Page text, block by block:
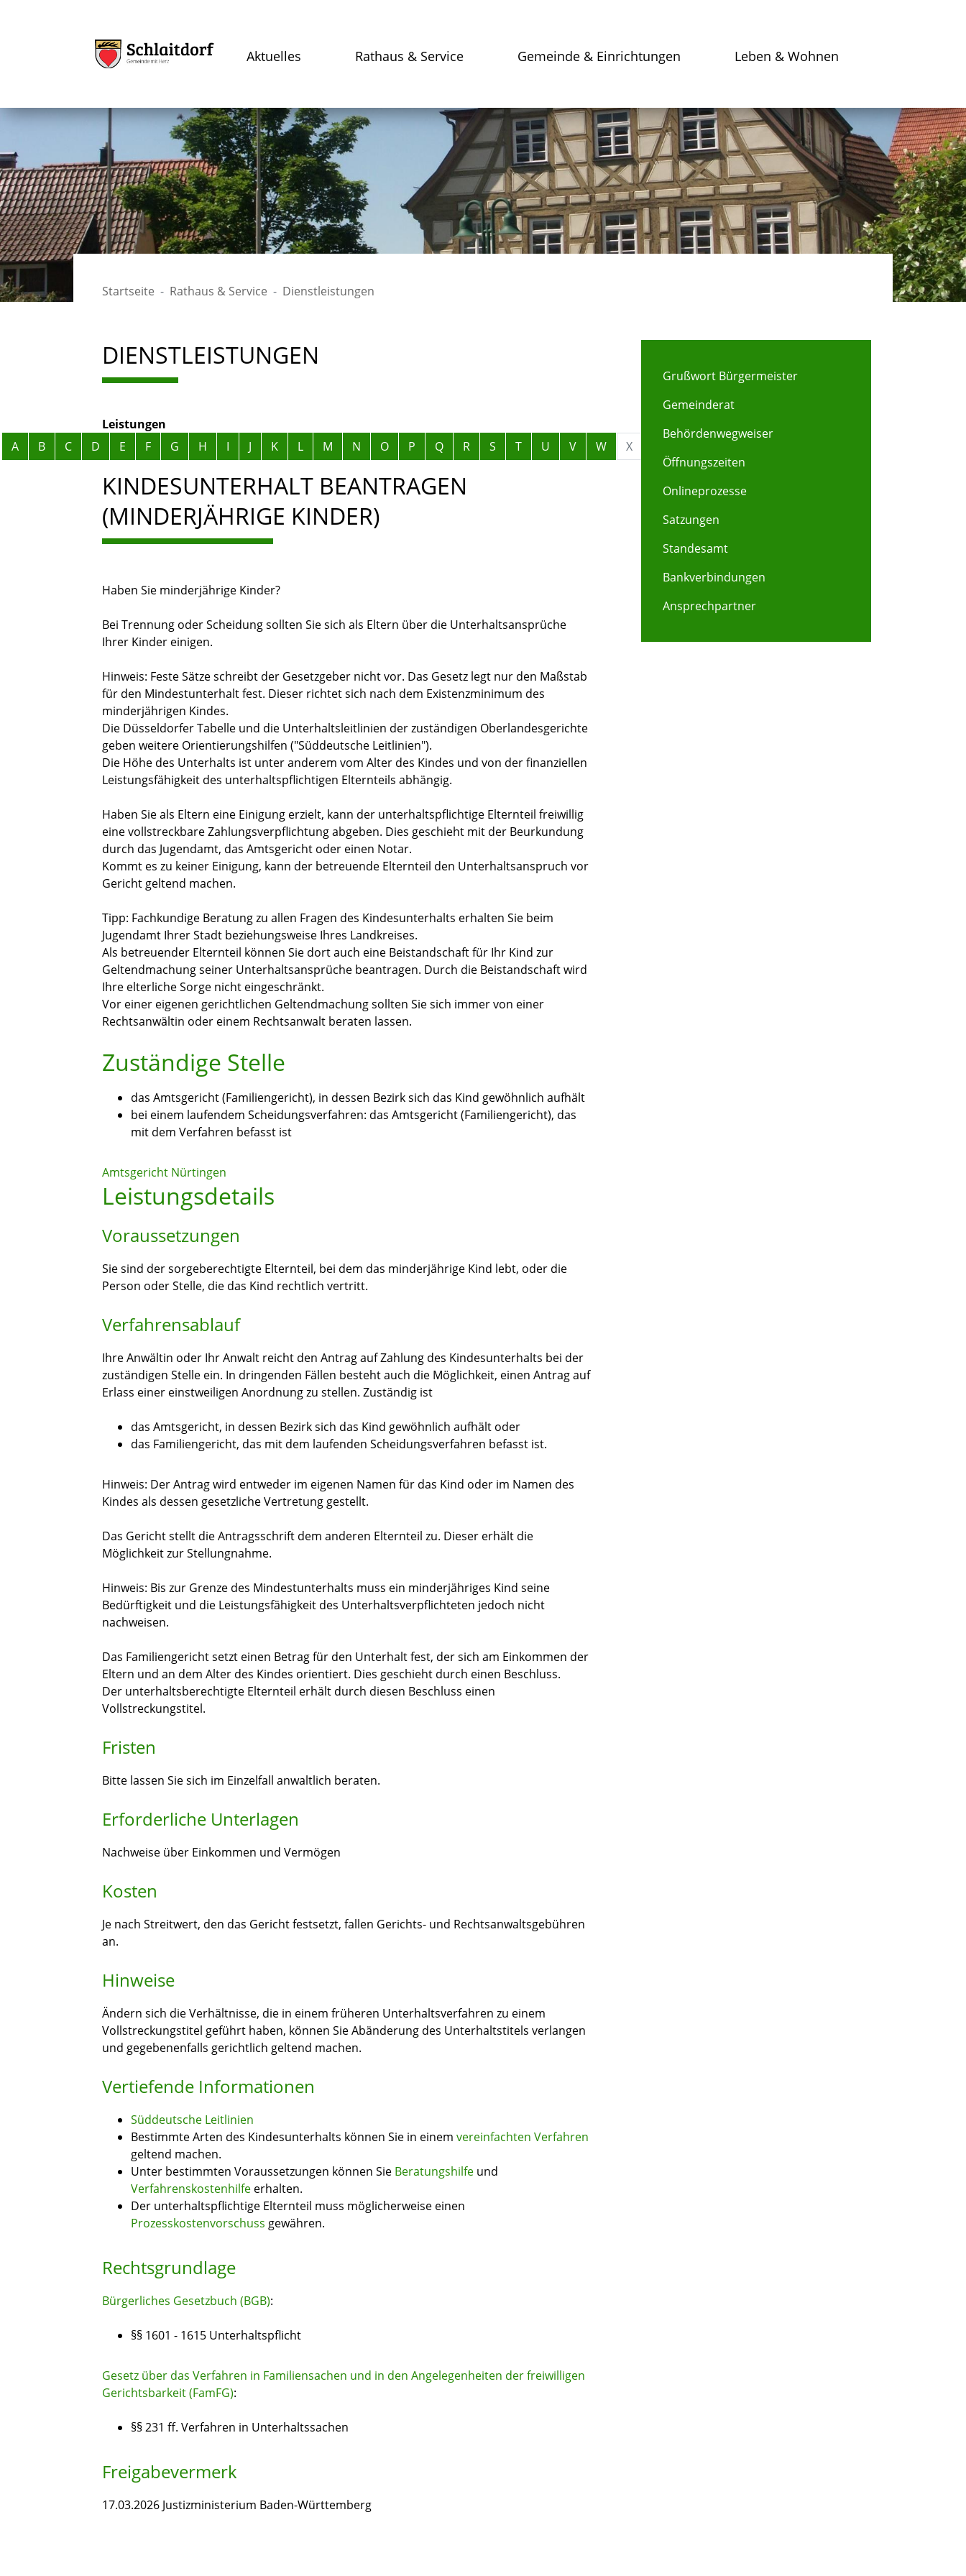
Aktuelles Rathaus & Service Gemeinde & Einrichtungen Leben & Wohnen
Startseite Rathaus & Service Dienstleistungen
DIENSTLEISTUNGEN
Leistungen
Alphabetisches Register überspringen
A B C D E F G H I J K L M N O P Q R S T U V W X
KINDESUNTERHALT BEANTRAGEN
(MINDERJÄHRIGE KINDER)
Haben Sie minderjährige Kinder?
Bei Trennung oder Scheidung sollten Sie sich als Eltern über die Unterhaltsansprüche
Ihrer Kinder einigen.
Hinweis: Feste Sätze schreibt der Gesetzgeber nicht vor. Das Gesetz legt nur den Maßstab
für den Mindestunterhalt fest. Dieser richtetsich nach dem Existenzminimum des
minderjährigen Kindes.
Die Düsseldorfer Tabelle und die Unterhaltsleitlinien der zuständigen Oberlandesgerichte
geben weitere Orientierungshilfen ("Süddeutsche Leitlinien").
Die Höhe des Unterhalts ist unter anderem vom Alter des Kindes und von der finanziellen
Leistungsfähigkeit des unterhaltspflichtigen Elternteils abhängig.
Haben Sie als Eltern eine Einigung erzielt, kann der unterhaltspflichtige Elternteil freiwillig
eine vollstreckbare Zahlungsverpflichtung abgeben. Dies geschieht mit der Beurkundung
durch das Jugendamt, das Amtsgericht oder einen Notar.
Kommt es zu keiner Einigung, kann der betreuende Elternteil den Unterhaltsanspruch vor
Gericht geltend machen.
Tipp: Fachkundige Beratung zu allen Fragen des Kindesunterhalts erhalten Sie beim
Jugendamt Ihrer Stadt beziehungsweise Ihres Landkreises.
Als betreuender Elternteil können Sie dort auch eine Beistandschaft für Ihr Kind zur
Geltendmachung seiner Unterhaltsansprüche beantragen. Durch die Beistandschaft wird
Ihre elterliche Sorge nicht eingeschränkt.
Vor einer eigenen gerichtlichen Geltendmachung sollten Sie sich immer von einer
Rechtsanwältin oder einem Rechtsanwalt beraten lassen.
Zuständige Stelle
das Amtsgericht (Familiengericht), in dessen Bezirk sich das Kind gewöhnlich aufhält
bei einem laufendem Scheidungsverfahren: das Amtsgericht (Familiengericht), das
mit dem Verfahren befasst ist
Amtsgericht Nürtingen
Leistungsdetails
Voraussetzungen
Sie sind der sorgeberechtigte Elternteil, bei dem das minderjährige Kind lebt, oder die
Person oder Stelle, die das Kind rechtlich vertritt.
Verfahrensablauf
Ihre Anwältin oder Ihr Anwalt reicht den Antrag auf Zahlung des Kindesunterhalts bei der
zuständigen Stelle ein. In dringenden Fällen besteht auch die Möglichkeit, einen Antrag auf
Erlass einer einstweiligen Anordnung zu stellen. Zuständig ist
das Amtsgericht, in dessen Bezirk sich das Kind gewöhnlich aufhält oder
das Familiengericht, das mit dem laufenden Scheidungsverfahren befasst ist.
Hinweis: Der Antrag wird entweder im eigenen Namen für das Kind oder im Namen des
Kindes als dessen gesetzliche Vertretung gestellt.
Das Gericht stellt die Antragsschrift dem anderen Elternteil zu. Dieser erhält die
Möglichkeit zur Stellungnahme.
Hinweis: Bis zur Grenze des Mindestunterhalts muss ein minderjähriges Kind seine
Bedürftigkeit und die Leistungsfähigkeit des Unterhaltsverpflichteten jedoch nicht
nachweisen.
Das Familiengericht setzt einen Betrag für den Unterhalt fest, der sich am Einkommen der
Eltern und an dem Alter des Kindes orientiert. Dies geschieht durch einen Beschluss.
Der unterhaltsberechtigte Elternteil erhält durch diesen Beschluss einen
Vollstreckungstitel.
Fristen
Bitte lassen Sie sich im Einzelfall anwaltlich beraten.
Erforderliche Unterlagen
Nachweise über Einkommen und Vermögen
Kosten
Je nach Streitwert, den das Gericht festsetzt, fallen Gerichts- und Rechtsanwaltsgebühren
an.
Hinweise
Ändern sich die Verhältnisse, die in einem früheren Unterhaltsverfahren zu einem
Vollstreckungstitel geführt haben, können Sie Abänderung des Unterhaltstitels verlangen
und gegebenenfalls gerichtlich geltend machen.
Vertiefende Informationen
Süddeutsche Leitlinien
Bestimmte Arten des Kindesunterhalts können Sie in einem vereinfachten Verfahren
geltend machen.
Unter bestimmten Voraussetzungen können Sie Beratungshilfe und
Verfahrenskostenhilfe erhalten.
Der unterhaltspflichtige Elternteil muss möglicherweise einen
Prozesskostenvorschuss gewähren.
Rechtsgrundlage
Bürgerliches Gesetzbuch (BGB):
§§ 1601 - 1615 Unterhaltspflicht
Gesetz über das Verfahren in Familiensachen und in den Angelegenheiten der freiwilligen
Gerichtsbarkeit (FamFG):
§§ 231 ff. Verfahren in Unterhaltssachen
Freigabevermerk
17.03.2026 Justizministerium Baden-Württemberg
Grußwort Bürgermeister
Gemeinderat
Behördenwegweiser
Öffnungszeiten
Onlineprozesse
Satzungen
Standesamt
Bankverbindungen
Ansprechpartner